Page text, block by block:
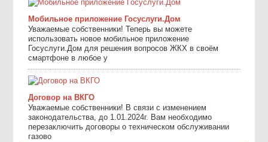
Мобильное приложение Госуслуги.Дом
Уважаемые собственники! Теперь вы можете
использовать новое мобильное приложение
Госуслуги.Дом для решения вопросов ЖКХ в своём
смартфоне в любое у
Договор на ВКГО
Уважаемые собственники! В связи с изменением
законодательства, до 1.01.2024г. Вам необходимо
перезаключить договоры о техническом обслуживании
газово